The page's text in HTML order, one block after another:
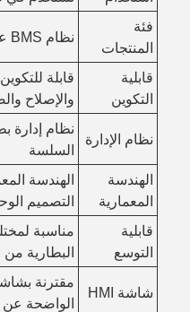
فئة
المنتجات
نظام BMS عالي الجهد
قابلية
التكوين
قابلة
والإصلاح
نظام الإدارة
نظام إدارة
السلسة
الهندسة
المعمارية
الهندسة
التصميم
قابلية
التوسع
مناسبة
البطارية من 10kWh-1000MWh
شاشة HMI
الواضحة عن